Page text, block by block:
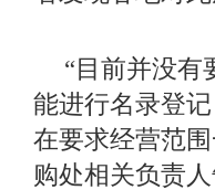
“目前并没有
能进行名录登
在要求经营范
购处相关负责